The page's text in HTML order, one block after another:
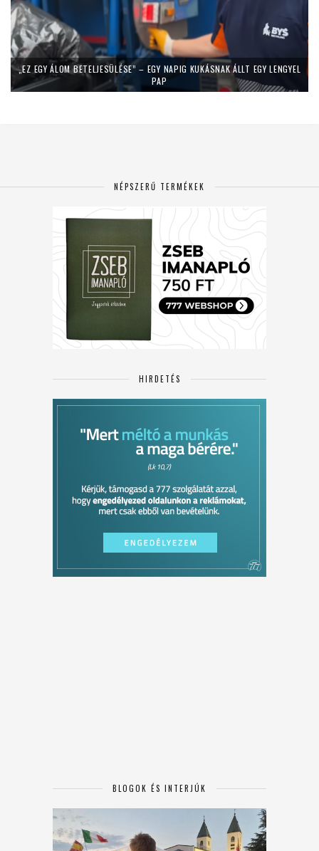
„EZ EGY ÁLOM BETELJESÜLÉSE” – EGY NAPIG KUKÁSNAK ÁLLT EGY LENGYEL
PAP
NÉPSZERŰ TERMÉKEK
HIRDETÉS
BLOGOK ÉS INTERJÚK